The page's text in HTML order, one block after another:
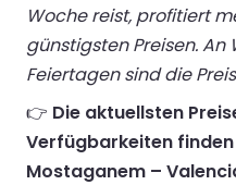
Woche reist, profitiert
günstigsten Preisen.
Feiertagen sind die
👉 Die aktuellsten
Verfügbarkeiten
Mostaganem –